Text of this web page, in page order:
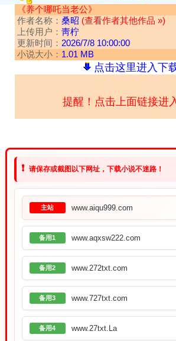
《养个哪吒当老公》
作者名称： 桑昭 (查看作者其他作品 »)
上传用户： 靑柠
更新时间： 2026/7/8 10:00:00
小说大小： 1.01 MB
点击这里进入下
提醒！点击上面链接进
❗ 请保存或截图以下网址，下载小说不迷路！
主站 www.aiqu999.com
备用1 www.aqxsw222.com
备用2 www.272txt.com
备用3 www.727txt.com
备用4 www.27txt.La